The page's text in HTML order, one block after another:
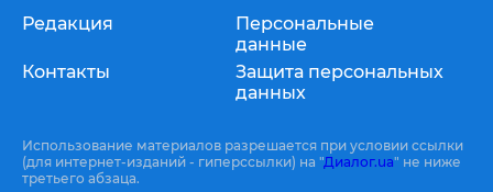
Редакция
Контакты
Персональные
данные
Защита персональных
данных
Использование материалов разрешается при условии ссылки
(для интернет-изданий - гиперссылки) на "Диалог.ua" не ниже
третьего абзаца.